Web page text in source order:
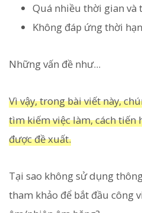
Quá nhiều thời gian và
Không đáp ứng thời
Những vấn đề như...
Vì vậy, trong bài viết này,
tìm kiếm việc làm, cách tiến
được đề xuất.
Tại sao không sử dụng
tham khảo để bắt đầu công